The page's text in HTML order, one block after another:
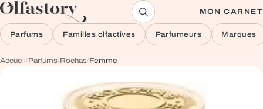
Aller au contenu MON CARNET
Parfums Familles olfactives Parfumeurs Marques
Accueil/Parfums/Rochas/Femme